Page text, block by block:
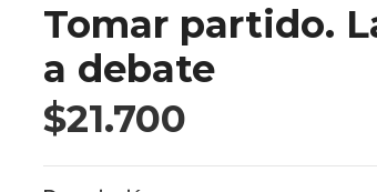
Tomar partido.
a debate
$21.700